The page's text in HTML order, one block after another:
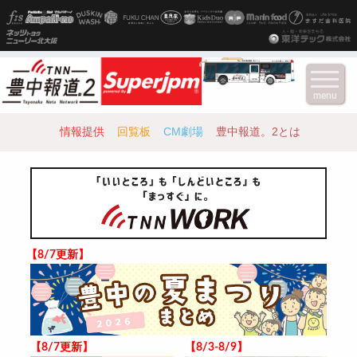
情報提供 回覧板 CM劇場 豊中報道。2とは
【8/7更新】
【8/7更新】 【8/3-8/9】
menu